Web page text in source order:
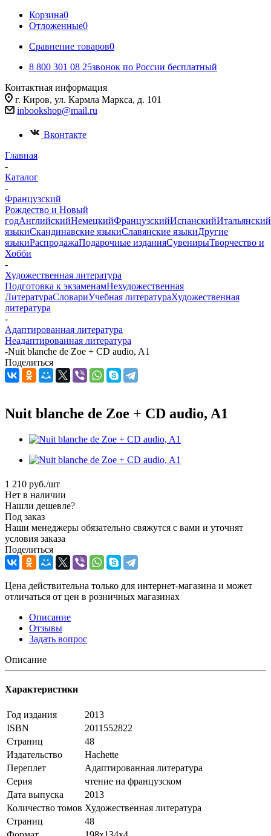
Корзина0
Отложенные0
Сравнение товаров0
8 800 301 08 25звонок по России бесплатный
Контактная информация
г. Киров, ул. Кармла Маркса, д. 101
inbookshop@mail.ru
Вконтакте
Главная
-
Каталог
-
Французский
Рождество и Новый
годАнглийскийНемецкийФранцузскийИспанскийИтальянский
языкиСкандинавские языкиСлавянские языкиДругие
языкиРаспродажаПодарочные изданияСувенирыТворчество и
Хобби
-
Художественная литература
Подготовка к экзаменамНехудожественная
ЛитератураСловариУчебная литератураХудожественная
литература
-
Адаптированная литература
Неадаптированная литература
-Nuit blanche de Zoe + CD audio, A1
Поделиться
Nuit blanche de Zoe + CD audio, A1
1 210 руб./шт
Нет в наличии
Нашли дешевле?
Под заказ
Наши менеджеры обязательно свяжутся с вами и уточнят
условия заказа
Поделиться
Цена действительна только для интернет-магазина и может
отличаться от цен в розничных магазинах
Описание
Отзывы
Задать вопрос
Описание
Характеристики
Год издания
2013
ISBN
2011552822
Страниц
48
Издательство
Hachette
Переплет
Адаптированная литература
Серия
чтение на французском
Дата выпуска
2013
Количество томов Художественная литература
Страниц
48